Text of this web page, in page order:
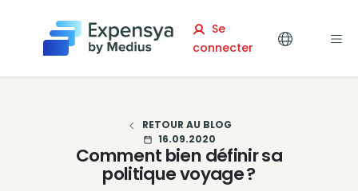
Expensya
Se
connecter
RETOUR AU BLOG
16.09.2020
Comment bien définir sa
politique voyage ?